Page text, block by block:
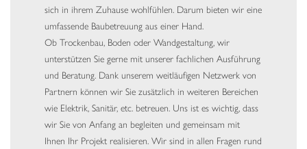
sich in ihrem Zuhause wohlfühlen. Darum bieten wir eine
umfassende Baubetreuung aus einer Hand.
Ob Trockenbau, Boden oder Wandgestaltung, wir
unterstützen Sie gerne mit unserer fachlichen Ausführung
und Beratung. Dank unserem weitläufigen Netzwerk von
Partnern können wir Sie zusätzlich in weiteren Bereichen
wie Elektrik, Sanitär, etc. betreuen. Uns ist es wichtig, dass
wir Sie von Anfang an begleiten und gemeinsam mit
Ihnen Ihr Projekt realisieren. Wir sind in allen Fragen rund